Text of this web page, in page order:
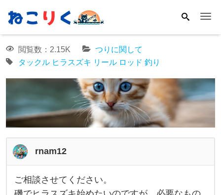
閲覧数：2.15K
つりに関して
タックル ヒラスズキ リール ロッド 釣り
rnam12
ご
ご相談させてください。